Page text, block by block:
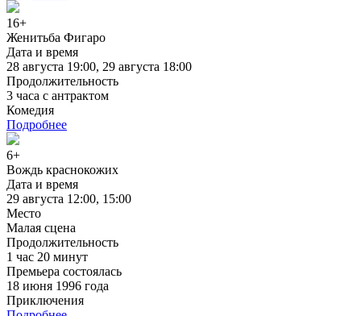
16+
Женитьба Фигаро
Дата и время
28 августа 19:00, 29 августа 18:00
Продолжительность
3 часа с антрактом
Комедия
Подробнее
6+
Вождь краснокожих
Дата и время
29 августа 12:00, 15:00
Место
Малая сцена
Продолжительность
1 час 20 минут
Премьера состоялась
18 июня 1996 года
Приключения